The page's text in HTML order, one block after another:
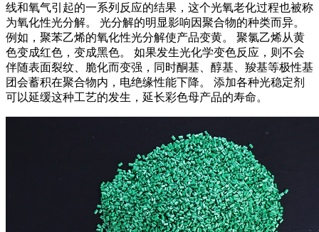
线和氧气引起的一系列反应的结果，这个光氧老化过程也被称
为氧化性光分解。 光分解的明显影响因聚合物的种类而异。
例如，聚苯乙烯的氧化性光分解使产品变黄。 聚氯乙烯从黄
色变成红色，变成黑色。 如果发生光化学变色反应，则不会
伴随表面裂纹、脆化而变强，同时酮基、醇基、羧基等极性基
团会蓄积在聚合物内，电绝缘性能下降。 添加各种光稳定剂
可以延缓这种工艺的发生，延长彩色母产品的寿命。